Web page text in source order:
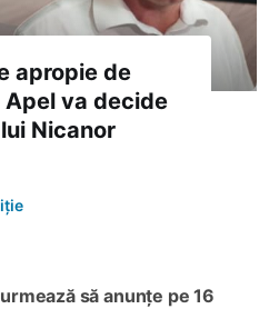
apropie de
va decide
Nicanor
să anunțe pe 16